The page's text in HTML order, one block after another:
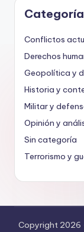
Conflictos
Derechos
Geopolítica y
Historia y
Militar y
Opinión y
Sin categoría
Terrorismo y
Copyright 2026